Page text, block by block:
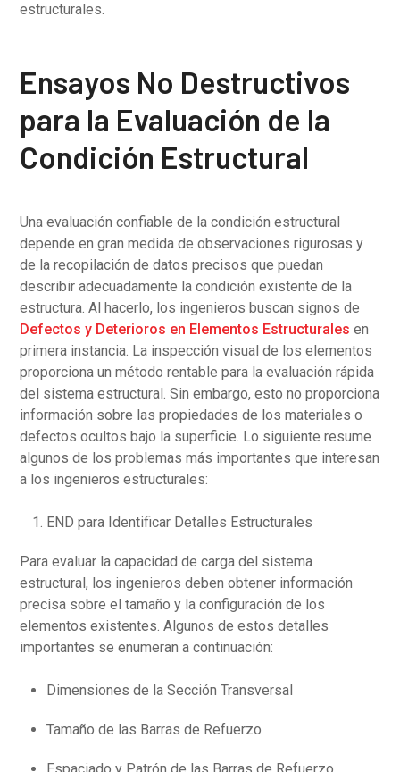
estructurales.
Ensayos No Destructivos
para la Evaluación de la
Condición Estructural
Una evaluación confiable de la condición estructural
depende en gran medida de observaciones rigurosas y
de la recopilación de datos precisos que puedan
describir adecuadamente la condición existente de la
estructura. Al hacerlo, los ingenieros buscan signos de
Defectos y Deterioros en Elementos Estructurales en
primera instancia. La inspección visual de los elementos
proporciona un método rentable para la evaluación rápida
del sistema estructural. Sin embargo, esto no proporciona
información sobre las propiedades de los materiales o
defectos ocultos bajo la superficie. Lo siguiente resume
algunos de los problemas más importantes que interesan
a los ingenieros estructurales:
END para Identificar Detalles Estructurales
Para evaluar la capacidad de carga del sistema
estructural, los ingenieros deben obtener información
precisa sobre el tamaño y la configuración de los
elementos existentes. Algunos de estos detalles
importantes se enumeran a continuación:
Dimensiones de la Sección Transversal
Tamaño de las Barras de Refuerzo